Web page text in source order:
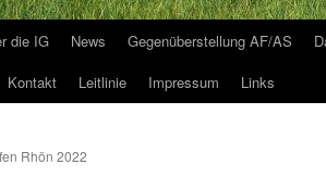
die IG News Gegenüberstellung AF/AS
Kontakt Leitlinie Impressum Links
Rhön 2022